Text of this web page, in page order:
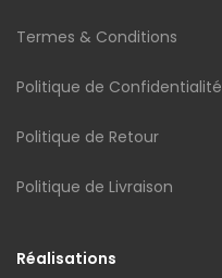
Termes & Conditions
Politique de Confidentialité
Politique de Retour
Politique de Livraison
Réalisations